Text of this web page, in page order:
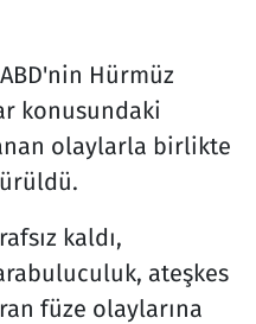
Hürmüz
konusundaki
olaylarla birlikte
kaldı,
ateşkes
füze olaylarına